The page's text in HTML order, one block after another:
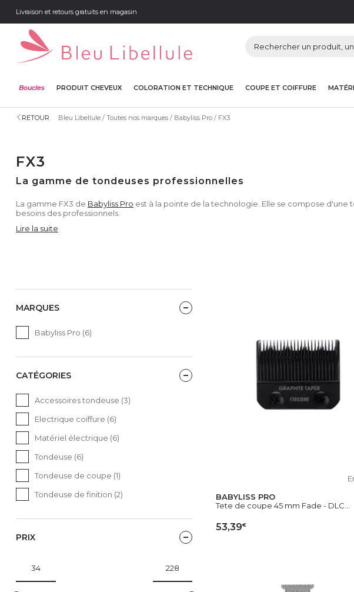
Livraison et retours gratuits en magasin
Boucles PRODUIT CHEVEUX COLORATION ET TECHNIQUE COUPE ET COIFFURE
RETOUR Bleu Libellule Toutes nos marques Babyliss Pro FX3
FX3
La gamme de tondeuses professionnelles
La gamme FX3 de Babyliss Pro est à la pointe de la technologie. Elle se compose
besoins des professionnels.
Lire la suite
BABYLISS PRO
Tete de coupe 45 mm Fade - DLC...
53,39€
MARQUES
Babyliss Pro (6)
CATÉGORIES
Accessoires tondeuse (3)
Electrique coiffure (6)
Matériel électrique (6)
Tondeuse (6)
Tondeuse de coupe (1)
Tondeuse de finition (2)
PRIX